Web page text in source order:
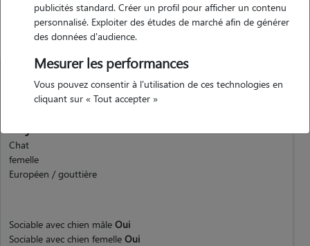
Animaux
Chat
femelle
Européen / gouttière
Sociable avec chien mâle Oui
Sociable avec chien femelle Oui
publicités standard. Créer un profil pour afficher un contenu
personnalisé. Exploiter des études de marché afin de générer
des données d'audience.
Mesurer les performances
Vous pouvez consentir à l'utilisation de ces technologies en
cliquant sur « Tout accepter »